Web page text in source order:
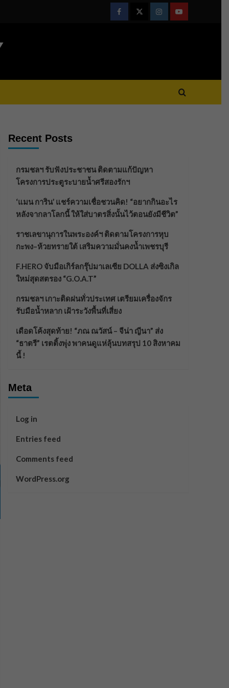
FacebookTwitterInstagramYoutube
Recent Posts
กรมชลฯ รับฟังประชาชน ติดตามแก้ปัญหา
โครงการประตูระบายน้ำศรีสองรักฯ
‘แมน การิน’ แชร์ความเชื่อชวนคิด! “อยากกินอะไร
หลังจากลาโลกนี้ ให้ใส่บาตรสิ่งนั้นไว้ตอนยังมีชีวิต”
ราชเลขานุการในพระองค์ฯ ติดตามโครงการหุบ
กะพง–ห้วยทรายใต้ เสริมความมั่นคงน้ำเพชรบุรี
F.HERO จับมือเกิร์ลกรุ๊ปมาเลเซีย DOLLA ส่งซิงเกิล
ใหม่สุดสตรอง “G.O.A.T”
กรมชลฯ เกาะติดฝนทั่วประเทศ เตรียมเครื่องจักร
รับมือน้ำหลาก เฝ้าระวังพื้นที่เสี่ยง
เดือดโค้งสุดท้าย! “ภณ ณวัสน์ – จีน่า ญีนา” ส่ง
“ธาตรี” เรตติ้งพุ่ง พาคนดูแห่ลุ้นบทสรุป 10 สิงหาคม
นี้ !
Meta
Log in
Entries feed
Comments feed
WordPress.org